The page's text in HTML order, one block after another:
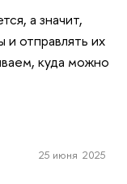
а значит,
и отправлять их
куда можно
25 июня 2025